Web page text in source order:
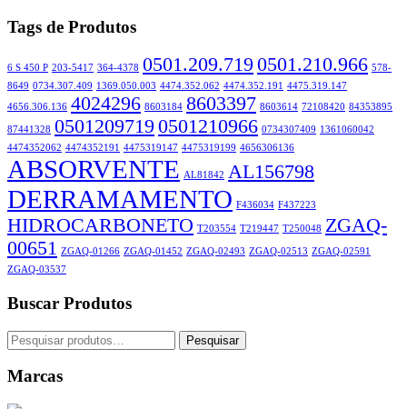
Tags de Produtos
6 S 450 P 203-5417 364-4378 0501.209.719 0501.210.966 578-
8649 0734.307.409 1369.050.003 4474.352.062 4474.352.191 4475.319.147
4656.306.136 4024296 8603184 8603397 8603614 72108420 84353895
87441328 0501209719 0501210966 0734307409 1361060042
4474352062 4474352191 4475319147 4475319199 4656306136
ABSORVENTE AL81842 AL156798
DERRAMAMENTO F436034 F437223
HIDROCARBONETO T203554 T219447 T250048 ZGAQ-
00651 ZGAQ-01266 ZGAQ-01452 ZGAQ-02493 ZGAQ-02513 ZGAQ-02591
ZGAQ-03537
Buscar Produtos
Pesquisar
por:
Pesquisar
Marcas